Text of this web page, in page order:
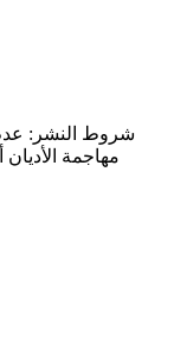
شروط النشر:
مهاجمة الأديان